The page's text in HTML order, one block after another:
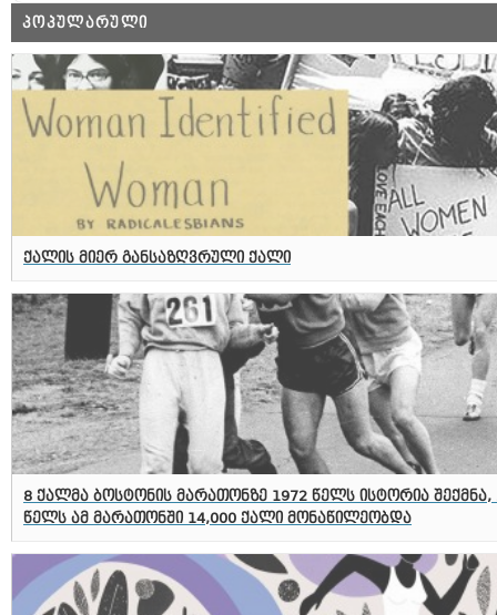
ᲞᲝᲞᲣᲚᲐᲠᲣᲚᲘ
ქალის მიერ განსაზღვრული ქალი
8 ქალმა ბოსტონის მარათონზე 1972 წელს ისტორია შექმნა,
წელს ამ მარათონში 14,000 ქალი მონაწილეობდა